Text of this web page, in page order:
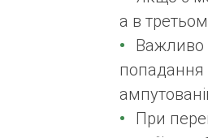
а в
Важливо
попадання
При